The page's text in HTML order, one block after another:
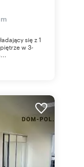
się z 1
w 3-